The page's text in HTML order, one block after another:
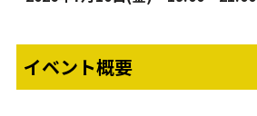
イベント概要